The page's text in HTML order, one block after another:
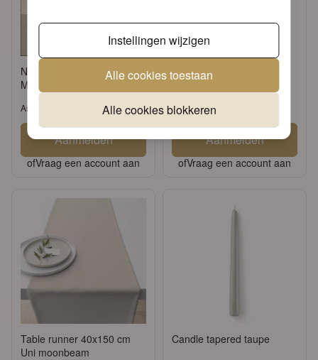
Instellingen wijzigen
Alle cookies toestaan
Alle cookies blokkeren
Napkin 33 Linen sand FSC
Mix
Artikel: 13308108
Aanmelden
ofVraag een account aan
Standing candle holder
Artikel: 17134521
Aanmelden
ofVraag een account aan
Table runner 40x150 cm
Uni moonbeam
Candle tapered taupe